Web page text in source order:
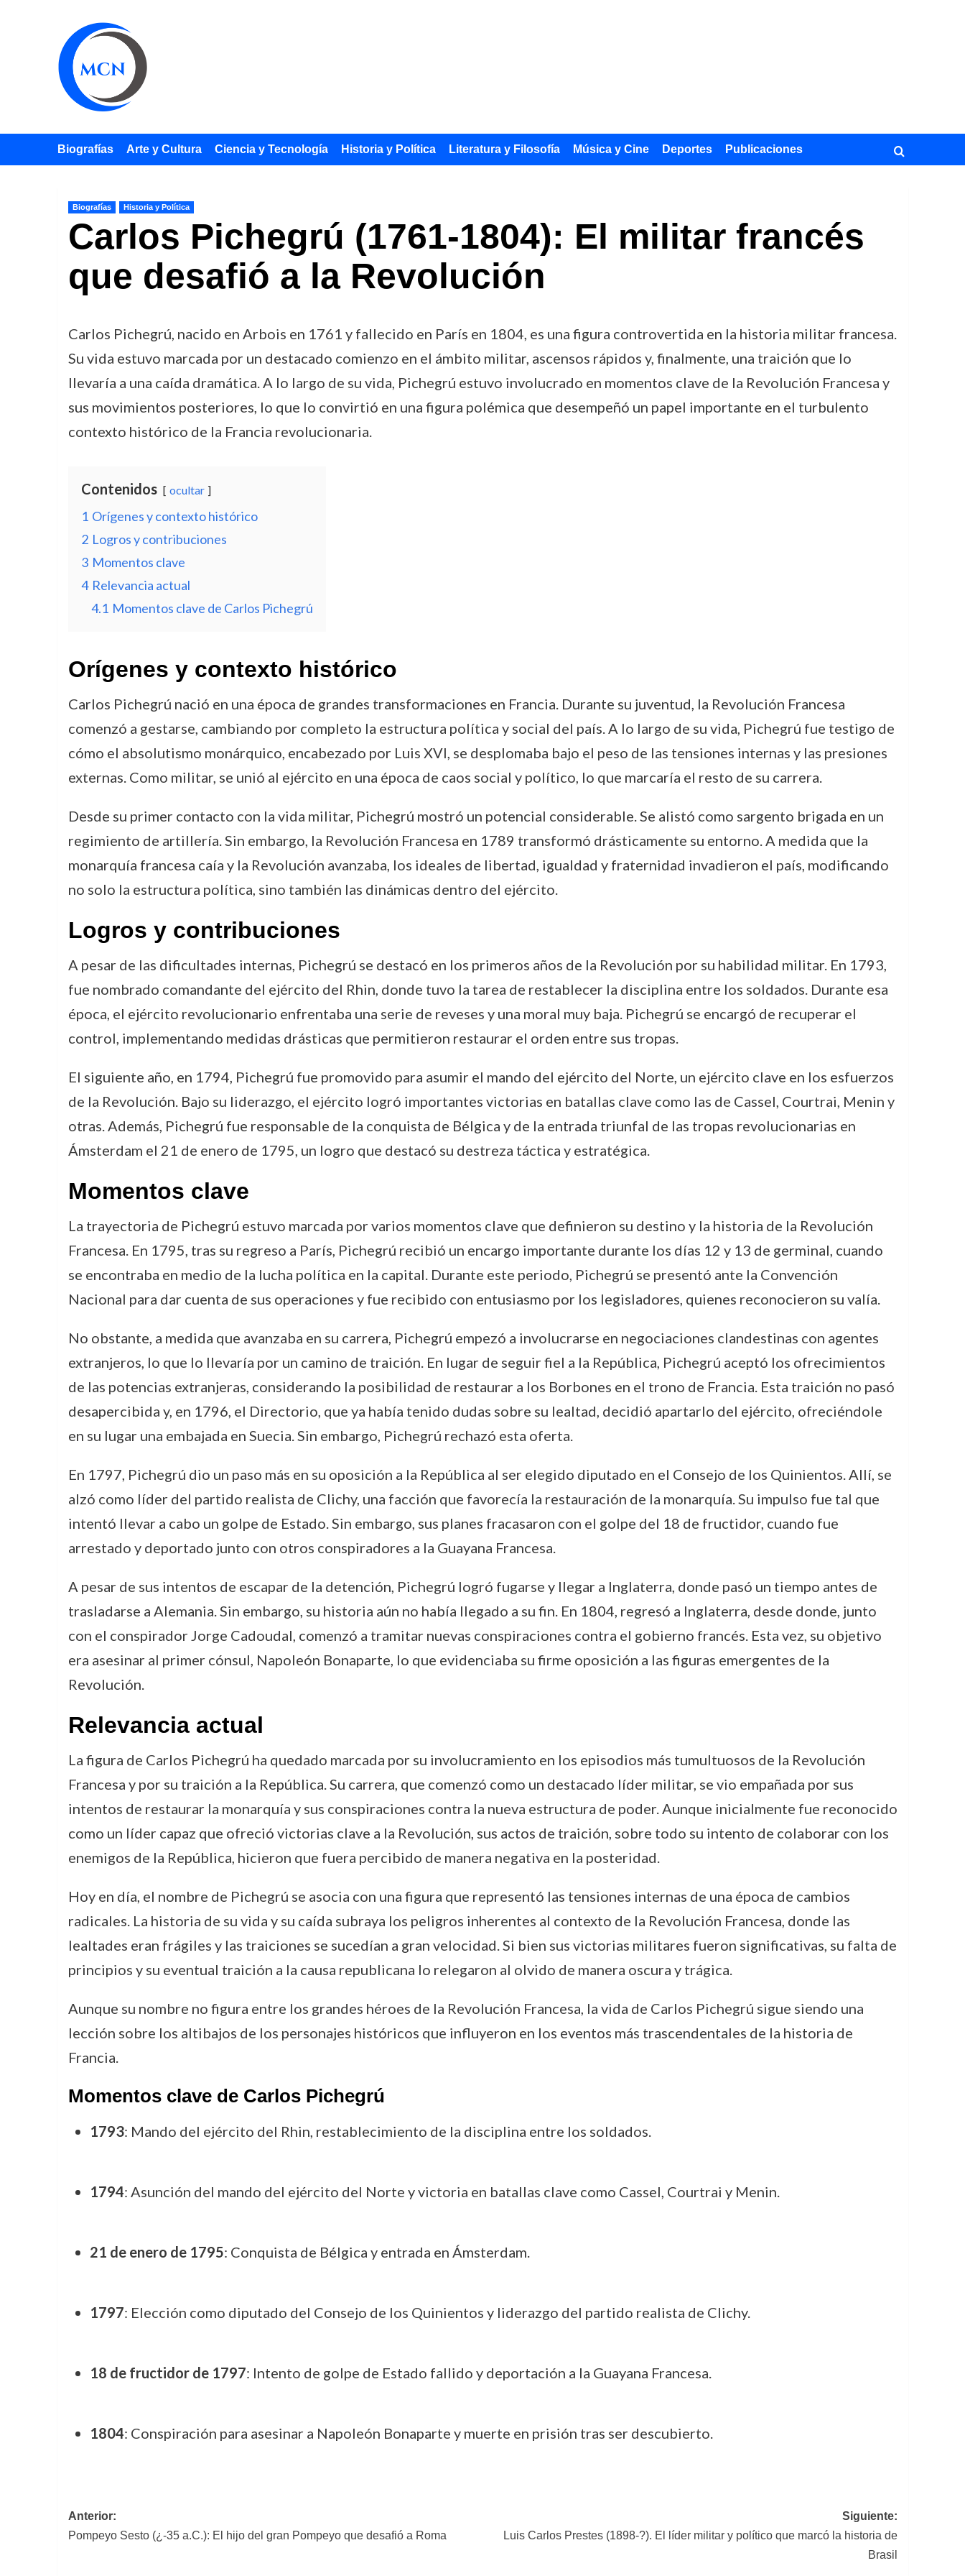
Biografías Arte y Cultura Ciencia y Tecnología Historia y Política Literatura y Filosofía Música y Cine Deportes Publicaciones
Biografías Historia y Política
Carlos Pichegrú (1761-1804): El militar francés
que desafió a la Revolución
Carlos Pichegrú, nacido en Arbois en 1761 y fallecido en París en 1804, es una figura controvertida en la historia militar francesa.
Su vida estuvo marcada por un destacado comienzo en el ámbito militar, ascensos rápidos y, finalmente, una traición que lo
llevaría a una caída dramática. A lo largo de su vida, Pichegrú estuvo involucrado en momentos clave de la Revolución Francesa y
sus movimientos posteriores, lo que lo convirtió en una figura polémica que desempeñó un papel importante en el turbulento
contexto histórico de la Francia revolucionaria.
Contenidos ocultar
1 Orígenes y contexto histórico
2 Logros y contribuciones
3 Momentos clave
4 Relevancia actual
4.1 Momentos clave de Carlos Pichegrú
Orígenes y contexto histórico
Carlos Pichegrú nació en una época de grandes transformaciones en Francia. Durante su juventud, la Revolución Francesa
comenzó a gestarse, cambiando por completo la estructura política y social del país. A lo largo de su vida, Pichegrú fue testigo de
cómo el absolutismo monárquico, encabezado por Luis XVI, se desplomaba bajo el peso de las tensiones internas y las presiones
externas. Como militar, se unió al ejército en una época de caos social y político, lo que marcaría el resto de su carrera.
Desde su primer contacto con la vida militar, Pichegrú mostró un potencial considerable. Se alistó como sargento brigada en un
regimiento de artillería. Sin embargo, la Revolución Francesa en 1789 transformó drásticamente su entorno. A medida que la
monarquía francesa caía y la Revolución avanzaba, los ideales de libertad, igualdad y fraternidad invadieron el país, modificando
no solo la estructura política, sino también las dinámicas dentro del ejército.
Logros y contribuciones
A pesar de las dificultades internas, Pichegrú se destacó en los primeros años de la Revolución por su habilidad militar. En 1793,
fue nombrado comandante del ejército del Rhin, donde tuvo la tarea de restablecer la disciplina entre los soldados. Durante esa
época, el ejército revolucionario enfrentaba una serie de reveses y una moral muy baja. Pichegrú se encargó de recuperar el
control, implementando medidas drásticas que permitieron restaurar el orden entre sus tropas.
El siguiente año, en 1794, Pichegrú fue promovido para asumir el mando del ejército del Norte, un ejército clave en los esfuerzos
de la Revolución. Bajo su liderazgo, el ejército logró importantes victorias en batallas clave como las de Cassel, Courtrai, Menin y
otras. Además, Pichegrú fue responsable de la conquista de Bélgica y de la entrada triunfal de las tropas revolucionarias en
Ámsterdam el 21 de enero de 1795, un logro que destacó su destreza táctica y estratégica.
Momentos clave
La trayectoria de Pichegrú estuvo marcada por varios momentos clave que definieron su destino y la historia de la Revolución
Francesa. En 1795, tras su regreso a París, Pichegrú recibió un encargo importante durante los días 12 y 13 de germinal, cuando
se encontraba en medio de la lucha política en la capital. Durante este periodo, Pichegrú se presentó ante la Convención
Nacional para dar cuenta de sus operaciones y fue recibido con entusiasmo por los legisladores, quienes reconocieron su valía.
No obstante, a medida que avanzaba en su carrera, Pichegrú empezó a involucrarse en negociaciones clandestinas con agentes
extranjeros, lo que lo llevaría por un camino de traición. En lugar de seguir fiel a la República, Pichegrú aceptó los ofrecimientos
de las potencias extranjeras, considerando la posibilidad de restaurar a los Borbones en el trono de Francia. Esta traición no pasó
desapercibida y, en 1796, el Directorio, que ya había tenido dudas sobre su lealtad, decidió apartarlo del ejército, ofreciéndole
en su lugar una embajada en Suecia. Sin embargo, Pichegrú rechazó esta oferta.
En 1797, Pichegrú dio un paso más en su oposición a la República al ser elegido diputado en el Consejo de los Quinientos. Allí, se
alzó como líder del partido realista de Clichy, una facción que favorecía la restauración de la monarquía. Su impulso fue tal que
intentó llevar a cabo un golpe de Estado. Sin embargo, sus planes fracasaron con el golpe del 18 de fructidor, cuando fue
arrestado y deportado junto con otros conspiradores a la Guayana Francesa.
A pesar de sus intentos de escapar de la detención, Pichegrú logró fugarse y llegar a Inglaterra, donde pasó un tiempo antes de
trasladarse a Alemania. Sin embargo, su historia aún no había llegado a su fin. En 1804, regresó a Inglaterra, desde donde, junto
con el conspirador Jorge Cadoudal, comenzó a tramitar nuevas conspiraciones contra el gobierno francés. Esta vez, su objetivo
era asesinar al primer cónsul, Napoleón Bonaparte, lo que evidenciaba su firme oposición a las figuras emergentes de la
Revolución.
Relevancia actual
La figura de Carlos Pichegrú ha quedado marcada por su involucramiento en los episodios más tumultuosos de la Revolución
Francesa y por su traición a la República. Su carrera, que comenzó como un destacado líder militar, se vio empañada por sus
intentos de restaurar la monarquía y sus conspiraciones contra la nueva estructura de poder. Aunque inicialmente fue reconocido
como un líder capaz que ofreció victorias clave a la Revolución, sus actos de traición, sobre todo su intento de colaborar con los
enemigos de la República, hicieron que fuera percibido de manera negativa en la posteridad.
Hoy en día, el nombre de Pichegrú se asocia con una figura que representó las tensiones internas de una época de cambios
radicales. La historia de su vida y su caída subraya los peligros inherentes al contexto de la Revolución Francesa, donde las
lealtades eran frágiles y las traiciones se sucedían a gran velocidad. Si bien sus victorias militares fueron significativas, su falta de
principios y su eventual traición a la causa republicana lo relegaron al olvido de manera oscura y trágica.
Aunque su nombre no figura entre los grandes héroes de la Revolución Francesa, la vida de Carlos Pichegrú sigue siendo una
lección sobre los altibajos de los personajes históricos que influyeron en los eventos más trascendentales de la historia de
Francia.
Momentos clave de Carlos Pichegrú
1793: Mando del ejército del Rhin, restablecimiento de la disciplina entre los soldados.
1794: Asunción del mando del ejército del Norte y victoria en batallas clave como Cassel, Courtrai y Menin.
21 de enero de 1795: Conquista de Bélgica y entrada en Ámsterdam.
1797: Elección como diputado del Consejo de los Quinientos y liderazgo del partido realista de Clichy.
18 de fructidor de 1797: Intento de golpe de Estado fallido y deportación a la Guayana Francesa.
1804: Conspiración para asesinar a Napoleón Bonaparte y muerte en prisión tras ser descubierto.
Navegación
de
Anterior:
Pompeyo Sesto (¿-35 a.C.): El hijo del gran Pompeyo que desafió a Roma
Siguiente:
Luis Carlos Prestes (1898-?). El líder militar y político que marcó la historia de
Brasil